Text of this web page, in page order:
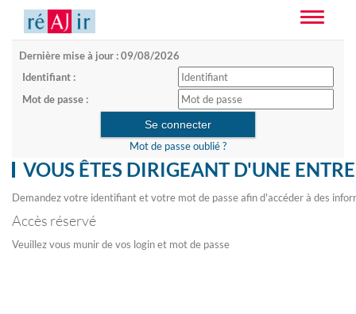
Toggle
Dernière mise à jour : 09/08/2026
Identifiant :
Mot de passe :
Mot de passe oublié ?
VOUS ÊTES DIRIGEANT D'UNE
Demandez votre identifiant et votre mot de passe afin d'accéder à des
Accès réservé
Veuillez vous munir de vos login et mot de passe